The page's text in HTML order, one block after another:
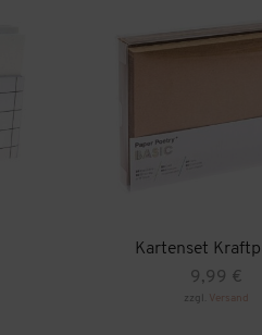
Kartenset
9,99 €
zzgl. Versand